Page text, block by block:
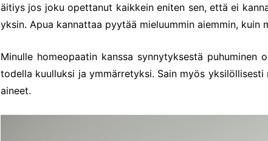
äitiys jos joku opettanut kaikkein eniten sen, että ei
yksin. Apua kannattaa pyytää mieluummin aiemmin, kuin
Minulle homeopaatin kanssa synnytyksestä puhuminen
todella kuulluksi ja ymmärretyksi. Sain myös
aineet.